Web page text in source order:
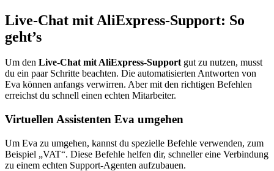
Live-Chat mit AliExpress-Support: So
geht’s
Um den Live-Chat mit AliExpress-Supportgut zu nutzen, musst
du ein paar Schritte beachten. Die automatisierten Antworten von
Eva können anfangs verwirren. Aber mit den richtigen Befehlen
erreichst du schnell einen echten Mitarbeiter.
Virtuellen Assistenten Eva umgehen
Um Eva zu umgehen, kannst du spezielle Befehle verwenden, zum
Beispiel „VAT“. Diese Befehle helfen dir, schneller eine Verbindung
zu einem echten Support-Agenten aufzubauen.